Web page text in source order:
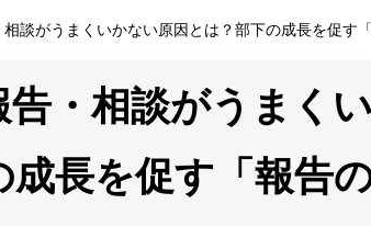
相談がうまくいかない原因とは？部下の成長を促す
告・相談がうまく
成長を促す「報告